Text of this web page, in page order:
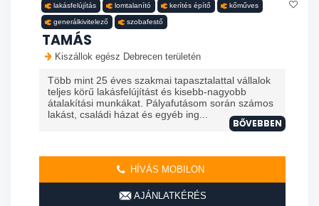
lakásfelújítás lomtalanító kerítés építő kőműves
generálkivitelező szobafestő
TAMÁS
Kiszállok egész Debrecen területén
Több mint 25 éves szakmai tapasztalattal vállalok
teljes körű lakásfelújítást és kisebb-nagyobb
átalakítási munkákat. Pályafutásom során számos
lakást, családi házat és egyéb ing...
BŐVEBBEN
HÍVÁS MOBILON
AJÁNLATKÉRÉS